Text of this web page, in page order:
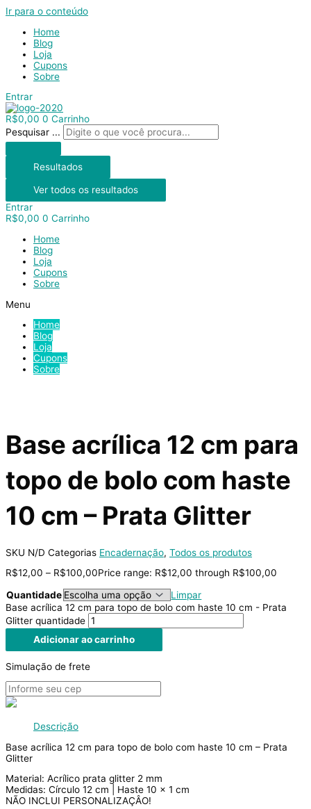
Ir para o conteúdo
Home
Blog
Loja
Cupons
Sobre
Entrar
R$0,00 0 Carrinho
Pesquisar ...
Resultados
Ver todos os resultados
Entrar
R$0,00 0 Carrinho
Home
Blog
Loja
Cupons
Sobre
Menu
Home
Blog
Loja
Cupons
Sobre
Base acrílica 12 cm para
topo de bolo com haste
10 cm – Prata Glitter
SKU N/D Categorias Encadernação, Todos os produtos
R$12,00 – R$100,00Price range: R$12,00 through R$100,00
Quantidade
Limpar
Base acrílica 12 cm para topo de bolo com haste 10 cm - Prata
Glitter quantidade
Adicionar ao carrinho
Simulação de frete
Descrição
Base acrílica 12 cm para topo de bolo com haste 10 cm – Prata
Glitter
Material: Acrílico prata glitter 2 mm
Medidas: Círculo 12 cm | Haste 10 x 1 cm
NÃO INCLUI PERSONALIZAÇÂO!